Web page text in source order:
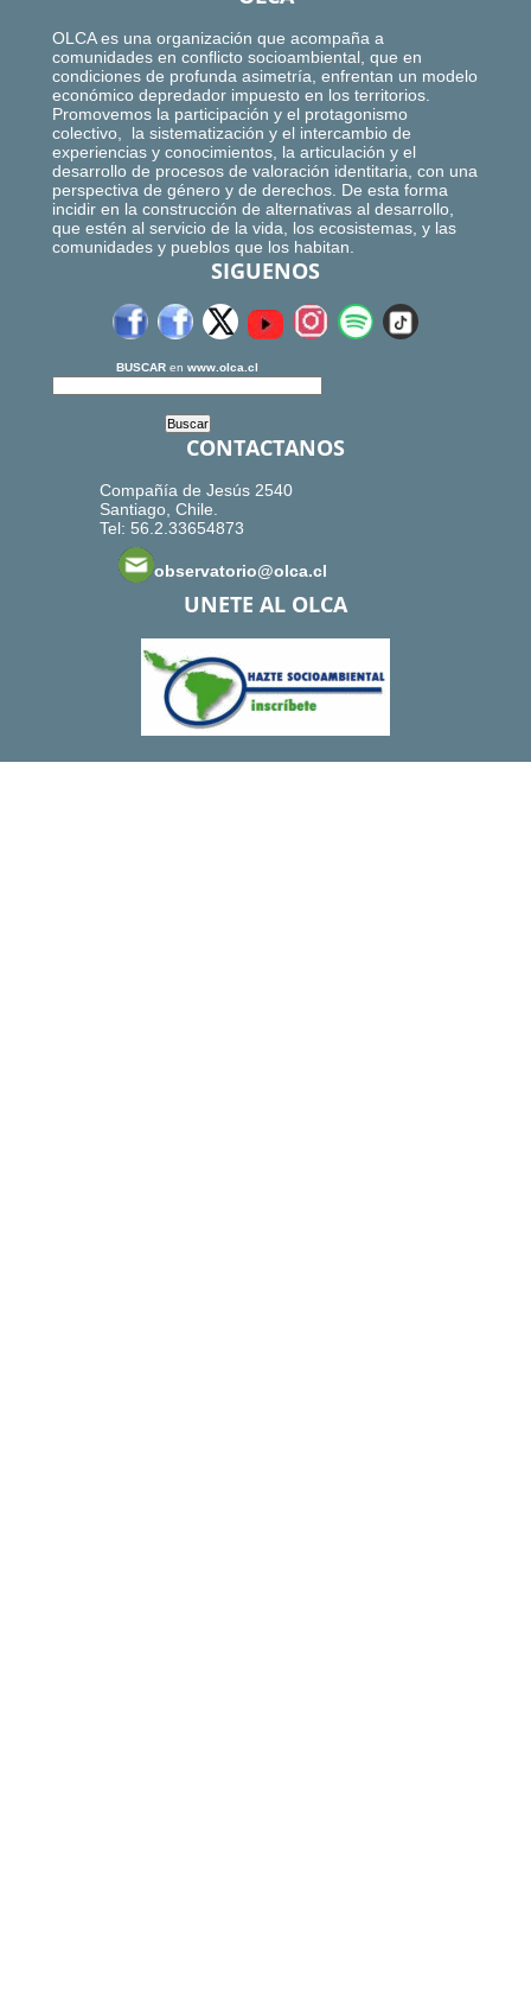
OLCA es una organización que acompaña a
comunidades en conflicto socioambiental, que en
condiciones de profunda asimetría, enfrentan un modelo
económico depredador impuesto en los territorios.
Promovemos la participación y el protagonismo
colectivo, la sistematización y el intercambio de
experiencias y conocimientos, la articulación y el
desarrollo de procesos de valoración identitaria, con una
perspectiva de género y de derechos. De esta forma
incidir en la construcción de alternativas al desarrollo,
que estén al servicio de la vida, los ecosistemas, y las
comunidades y pueblos que los habitan.
SIGUENOS
BUSCAR en www.olca.cl
CONTACTANOS
Compañía de Jesús 2540
Santiago, Chile.
Tel: 56.2.33654873
observatorio@olca.cl
UNETE AL OLCA